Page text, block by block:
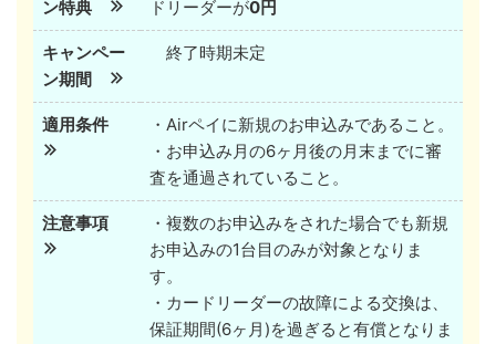
ン特典
ドリーダーが0円
キャンペー
ン期間
終了時期未定
適用条件
・Airペイに新規のお申込みであること。
・お申込み月の6ヶ月後の月末までに審
査を通過されていること。
注意事項
・複数のお申込みをされた場合でも新規
お申込みの1台目のみが対象となりま
す。
・カードリーダーの故障による交換は、
保証期間(6ヶ月)を過ぎると有償となりま